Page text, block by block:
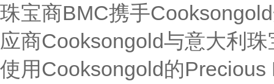
珠宝商BMC携手
应商Cooksongold与意大利
使用Cooksongold的Precious